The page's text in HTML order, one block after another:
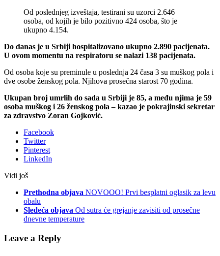
Od poslednjeg izveštaja, testirani su uzorci 2.646
osoba, od kojih je bilo pozitivno 424 osoba, što je
ukupno 4.154.
Do danas je u Srbiji hospitalizovano ukupno 2.890 pacijenata.
U ovom momentu na respiratoru se nalazi 138 pacijenata.
Od osoba koje su preminule u poslednja 24 časa 3 su muškog pola i
dve osobe ženskog pola. Njihova prosečna starost 70 godina.
Ukupan broj umrlih do sada u Srbiji je 85, a među njima je 59
osoba muškog i 26 ženskog pola – kazao je pokrajinski sekretar
za zdravstvo Zoran Gojković.
Facebook
Twitter
Pinterest
LinkedIn
Vidi još
Prethodna objava NOVOOO! Prvi besplatni oglasik za levu
obalu
Sledeća objava Od sutra će grejanje zavisiti od prosečne
dnevne temperature
Leave a Reply